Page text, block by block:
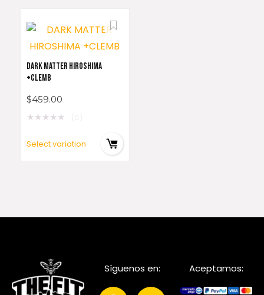
DARK MATTER HIROSHIMA
+CLEMB
$459.00
★★★★★
Select variation
Síguenos en: Aceptamos: